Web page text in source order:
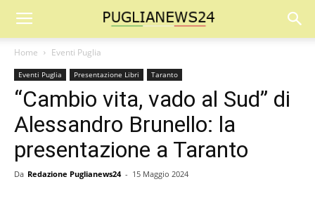
Home Eventi Puglia
Eventi Puglia Presentazione Libri Taranto
“Cambio vita, vado al Sud” di
Alessandro Brunello: la
presentazione a Taranto
Da Redazione Puglianews24 - 15 Maggio 2024